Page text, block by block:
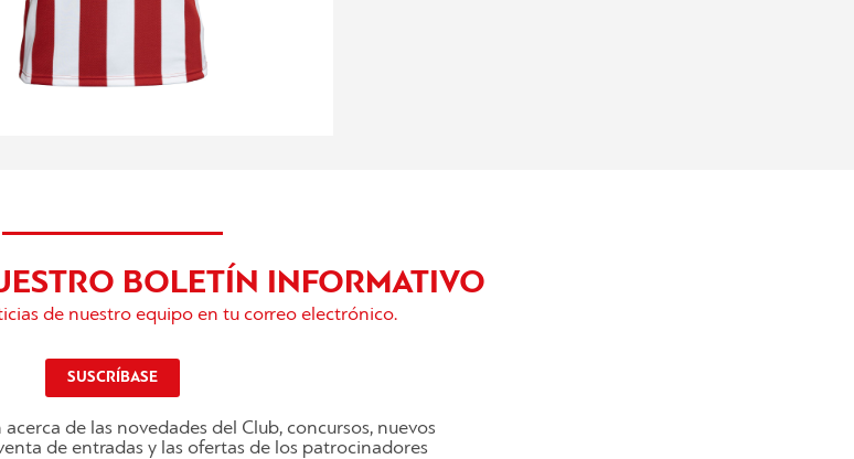
BOLETÍN INFORMATIVO
de nuestro equipo en tu correo electrónico.
SUSCRÍBASE
de las novedades del Club, concursos, nuevos
de entradas y las ofertas de los patrocinadores